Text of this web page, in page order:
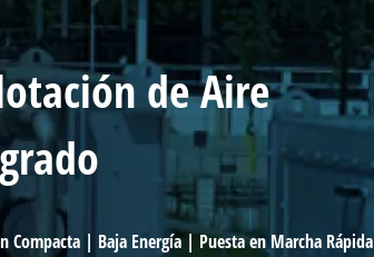
de Aire
Compacta | Baja Energía | Puesta en Marcha Rápida